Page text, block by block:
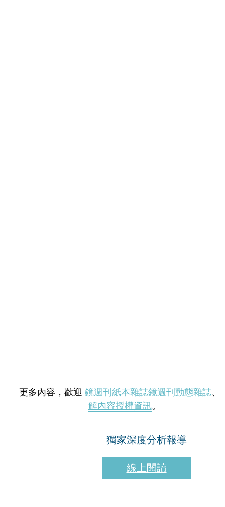
更多內容，歡迎 鏡週刊紙本雜誌鏡週刊動態雜誌、
解內容授權資訊。
獨家深度分析報導
線上閱讀